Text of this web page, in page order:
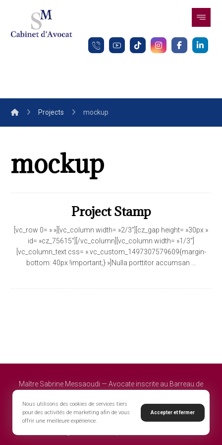
Projects mockup
mockup
Project Stamp
[vc_row 0= » »][vc_column width= »2/3″][cz_gap height= »30px »
id= »cz_75615″][/vc_column][vc_column width= »1/3″]
[vc_column_text css= ».vc_custom_1497307579609{margin-
bottom: 40px !important;} »]Nulla porttitor accumsan ...
Maître Sabrine Messaoudi — Avocate inscrite au Barreau de
Nous utilisons des cookies de services tiers
pour des activités de marketing afin de vous
offrir une meilleure expérience.
Accepter et fermer